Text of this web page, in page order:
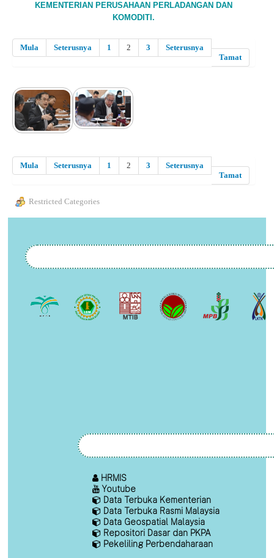
KEMENTERIAN PERUSAHAAN PERLADANGAN DAN
KOMODITI.
Mula Seterusnya 1 2 3
Seterusnya
Tamat
Mula Seterusnya 1 2 3
Seterusnya
Tamat
Restricted Categories
HRMIS
Youtube
Data Terbuka Kementerian
Data Terbuka Rasmi Malaysia
Data Geospatial Malaysia
Repositori Dasar dan PKPA
Pekeliling Perbendaharaan